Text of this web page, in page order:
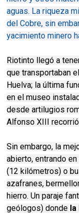
aguas. La riqueza
del Cobre, sin
yacimiento minero
Riotinto llegó a
que transportaban
Huelva; la última
en el museo
desde artilugios
Alfonso XIII
Sin embargo, la
abierto, entrando
(12 kilómetros) o
azafranes,
hierro. Un paraje
geólogos) donde